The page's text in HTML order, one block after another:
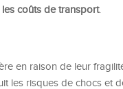
coûts de transport.
en raison de leur
les risques de chocs et